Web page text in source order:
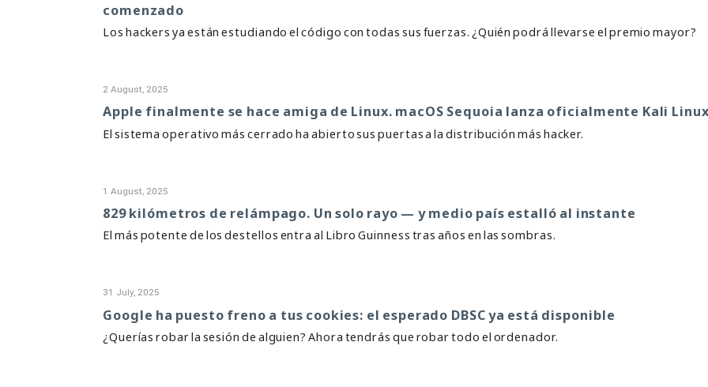
comenzado
Los hackers ya están estudiando el código con todas sus fuerzas. ¿Quién podrá llevarse el premio mayor?
2 August, 2025
Apple finalmente se hace amiga de Linux. macOS Sequoia lanza oficialmente Kali
El sistema operativo más cerrado ha abierto sus puertas a la distribución más hacker.
1 August, 2025
829 kilómetros de relámpago. Un solo rayo — y medio país estalló al instante
El más potente de los destellos entra al Libro Guinness tras años en las sombras.
31 July, 2025
Google ha puesto freno a tus cookies: el esperado DBSC ya está disponible
¿Querías robar la sesión de alguien? Ahora tendrás que robar todo el ordenador.